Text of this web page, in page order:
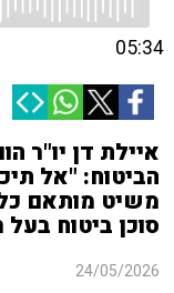
05:34
איילת דן יו"ר
הביטוח: "אל
משיט מותאם
סוכן ביטוח בעל
24/05/2026